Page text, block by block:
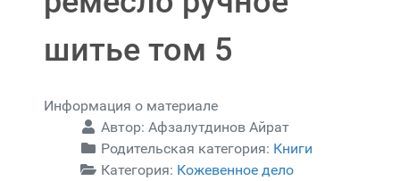
шитье том 5
Информация о материале
Автор: Афзалутдинов Айрат
Родительская категория: Книги
Категория: Кожевенное дело